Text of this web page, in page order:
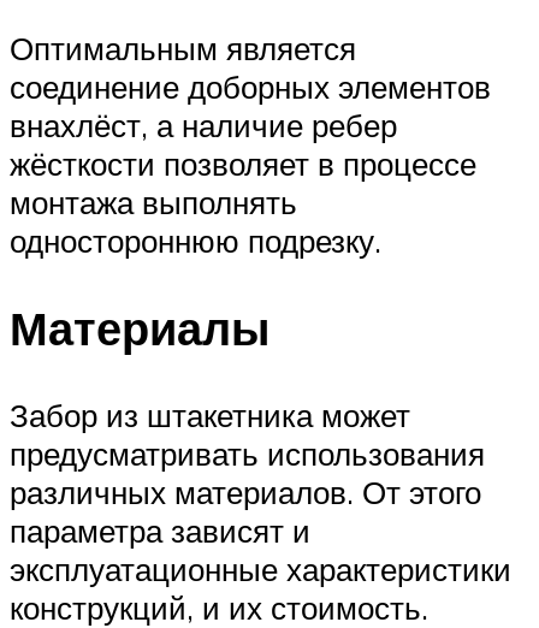
Оптимальным является
соединение доборных элементов
внахлёст, а наличие ребер
жёсткости позволяет в процессе
монтажа выполнять
одностороннюю подрезку.
Материалы
Забор из штакетника может
предусматривать использования
различных материалов. От этого
параметра зависят и
эксплуатационные характеристики
конструкций, и их стоимость.